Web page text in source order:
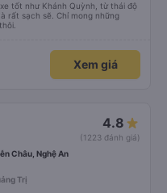
tốt như Khánh Quỳnh, từ thái độ
rất sạch sẽ. Chỉ mong những
Xem giá
4.8
(1223 đánh giá)
Châu, Nghệ An
Trị